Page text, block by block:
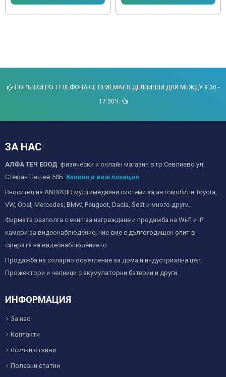
ПОРЪЧКИ ПО ТЕЛЕФОНА СЕ ПРИЕМАТ В ДЕЛНИЧНИ ДНИ МЕЖДУ 9:30 -
17:30Ч.
ЗА НАС
АЛФА ТЕЧ ЕООД физически и онлайн магазин в гр.Севлиево ул.
Стефан Пешев 50Б. Кликни и виж локация
Вносител на ANDROID мултимедийни системи за автомобили Toyota,
VW, Opel, Mercedes, BMW, Peugeot, Dacia, Seat и много други..
Фирмата разполга с екип за изграждане и продажба на Wi-fi и IP
камери за видеонаблюдение, ние сме с дългогодишен опит в
сферата на видеонаблюдението.
Продажба на соларно осветление за дома и индустриална цел.
Прожектори и челници с акумулаторни батерии и други.
ИНФОРМАЦИЯ
За нас
Контакти
Всички отзиви
Полезни статии